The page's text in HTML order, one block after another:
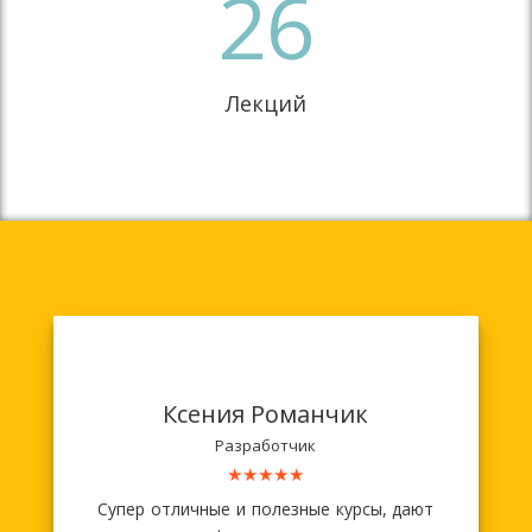
26
Лекций
Ксения Романчик
Разработчик
★★★★★
Супер отличные и полезные курсы, дают